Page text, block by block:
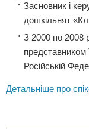
Засновник і
дошкільнят
З 2000 по 2008
представником
Російській
Детальніше про